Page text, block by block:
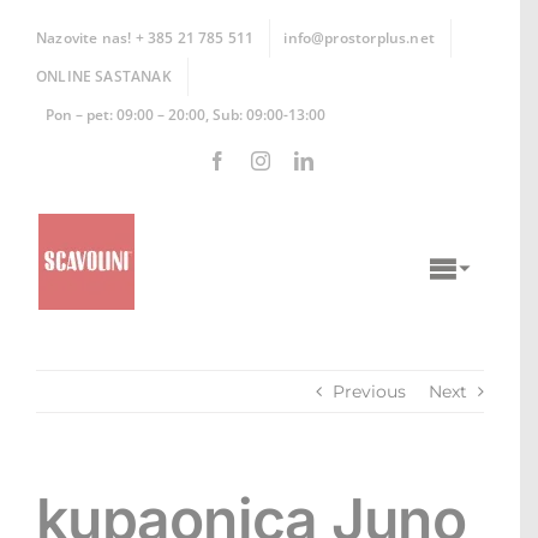
Nazovite nas! + 385 21 785 511
info@prostorplus.net
ONLINE SASTANAK
Pon – pet: 09:00 – 20:00, Sub: 09:00-13:00
Toggle
Previous Next
kupaonica Juno